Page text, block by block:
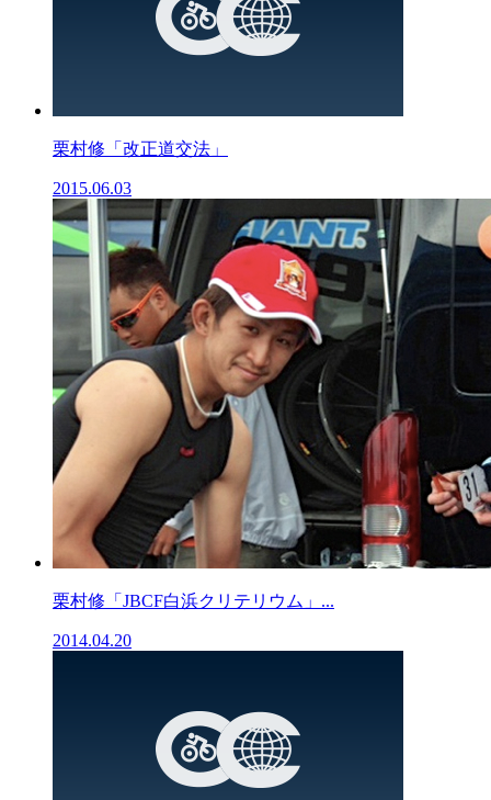
栗村修「改正道交法」
2015.06.03
栗村修「JBCF白浜クリテリウム」...
2014.04.20